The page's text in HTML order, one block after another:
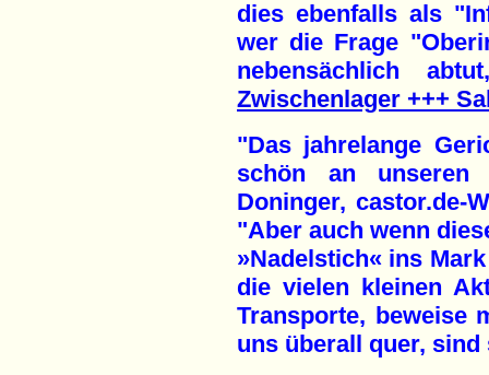
dies ebenfalls als
wer die Frage
nebensächlich
Zwischenlager +++
"Das jahrelange
schön an unseren
Doninger, castor.de-
"Aber auch wenn
»Nadelstich« ins
die vielen kleinen
Transporte, beweise
uns überall quer,